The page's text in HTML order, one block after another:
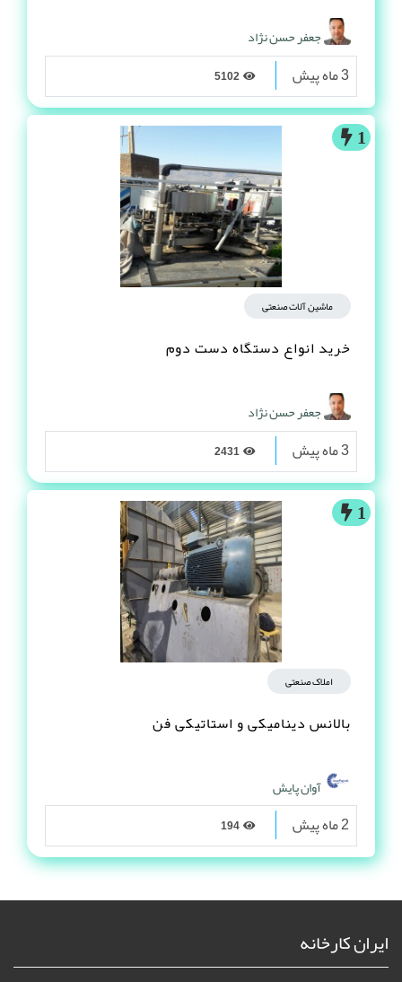
جعفر حسن نژاد
3 ماه پیش
1
ماشین آلات صنعتی
خرید انواع دستگاه دست دوم
جعفر حسن نژاد
3 ماه پیش
1
املاک صنعتی
بالانس دینامیکی و استاتیکی فن
آوان پایش
2 ماه پیش
ایران کارخانه